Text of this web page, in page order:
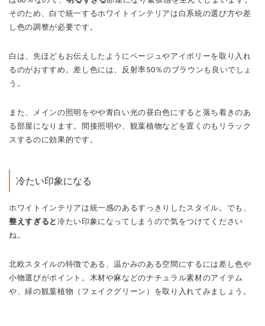
う。
また、メインの照明をやや青白い光の昼白色にすると落ち着きのあ
スするのに効果的です。
ホワイトインテリアは統一感のあるすっきりしたスタイル。でも、
整えすぎると冷たい印象になってしまうので気をつけてください
北欧スタイルの特徴である、温かみのある空間にするには差し色や
や、緑の観葉植物（フェイクグリーン）を取り入れてみましょう。
ホワイトインテリアに取り入れたいおすすめアイテ
ム